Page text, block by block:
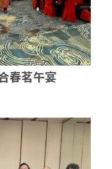
春茗午宴